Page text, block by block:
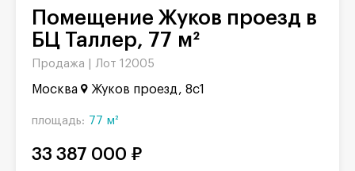
Помещение Жуков проезд в
БЦ Таллер, 77 м²
Продажа | Лот 12005
Москва Жуков проезд, 8с1
площадь: 77 м²
33 387 000 ₽